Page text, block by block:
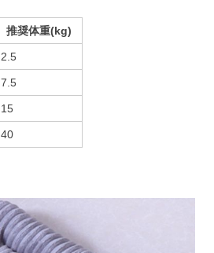
推奨体重(kg)
2.5
7.5
15
40